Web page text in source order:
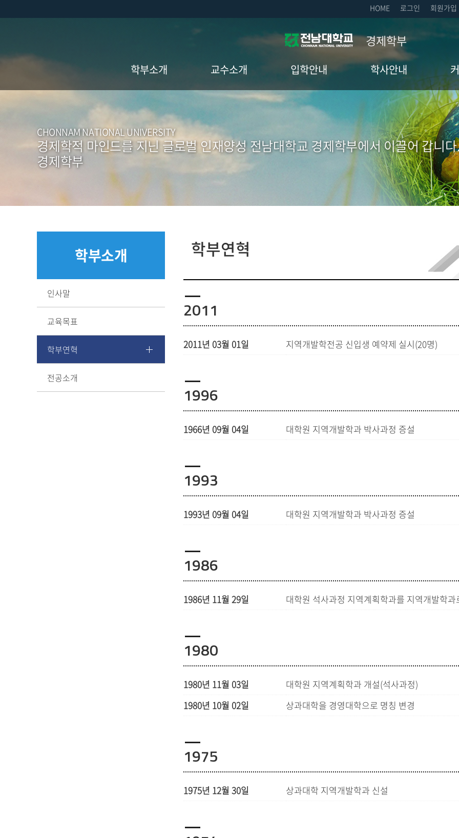
HOME 로그인 회원가입
경제학부
학부소개
인사말
교육목표
학부연혁
전공소개
교수소개
경제학전공
지역개발학전공
비전임교수
전직교수
명예교수
입학안내
입학안내
학사안내
학사정보
장학제도
졸업정보
공지
학사
자유
취업
취업
경영
분
CHONNAM NATIONAL UNIVERSITY
경제학적 마인드를 지닌 글로벌 인재양성 전남대학교 경제학부에서 이끌어 갑니
경제학부
학부소개
인사말
교육목표
학부연혁
전공소개
학부연혁
2011
2011년 03월 01일 지역개발학전공 신입생 예약제 실시(20명)
1996
1966년 09월 04일 대학원 지역개발학과 박사과정 증설
1993
1993년 09월 04일 대학원 지역개발학과 박사과정 증설
1986
1986년 11월 29일 대학원 석사과정 지역계획학과를 지역개발학과
1980
1980년 11월 03일
대학원 지역계획학과 개설(석사과정)
1980년 10월 02일
상과대학을 경영대학으로 명칭 변경
1975
1975년 12월 30일 상과대학 지역개발학과 신설